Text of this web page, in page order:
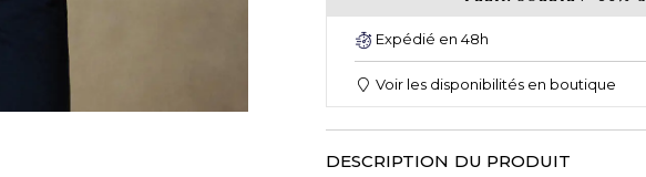
Expédié en 48h
Voir les disponibilités en boutique
DESCRIPTION DU PRODUIT